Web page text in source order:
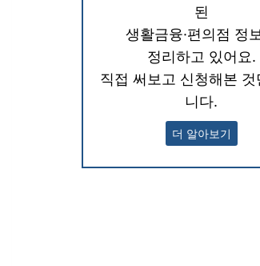
된
생활금융·편의점 정
정리하고 있어요.
직접 써보고 신청해본 것
니다.
더 알아보기